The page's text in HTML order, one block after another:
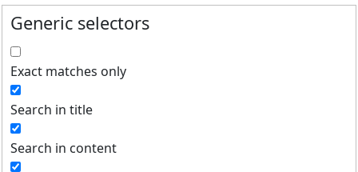
Generic selectors
Exact matches only
Search in title
Search in content